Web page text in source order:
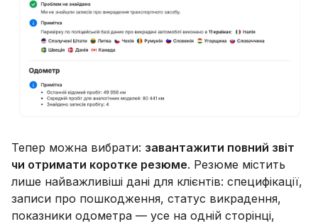
Тепер можна вибрати: завантажити повний звіт
чи отримати коротке резюме. Резюме містить
лише найважливіші дані для клієнтів: специфікації,
записи про пошкодження, статус викрадення,
показники одометра — усе на одній сторінці,